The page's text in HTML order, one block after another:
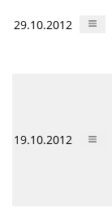
29.10.2012
19.10.2012